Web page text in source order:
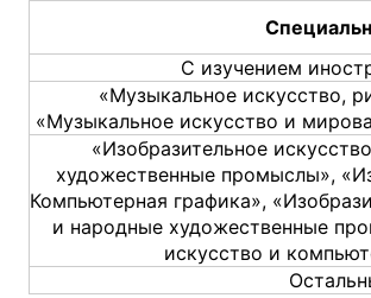
С изучением
«Музыкальное искусство,
«Музыкальное искусство и
«Изобразительное
художественные промыслы»,
Компьютерная графика»,
и народные художественные
искусство и